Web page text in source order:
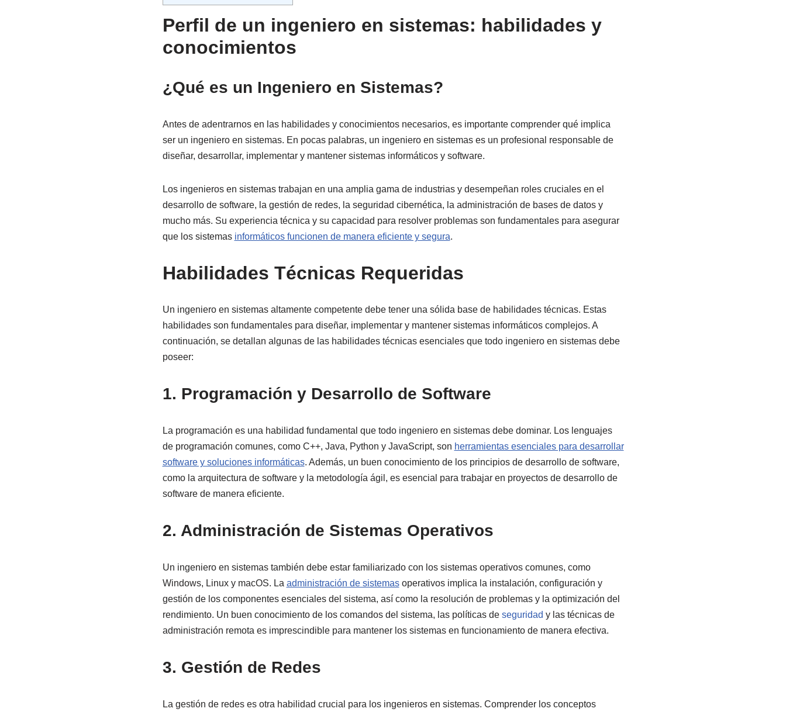
Perfil de un ingeniero en sistemas: habilidades y
conocimientos
¿Qué es un Ingeniero en Sistemas?
Antes de adentrarnos en las habilidades y conocimientos necesarios, es importante comprender qué implica
ser un ingeniero en sistemas. En pocas palabras, un ingeniero en sistemas es un profesional responsable de
diseñar, desarrollar, implementar y mantener sistemas informáticos y software.
Los ingenieros en sistemas trabajan en una amplia gama de industrias y desempeñan roles cruciales en el
desarrollo de software, la gestión de redes, la seguridad cibernética, la administración de bases de datos y
mucho más. Su experiencia técnica y su capacidad para resolver problemas son fundamentales para asegurar
que los sistemas informáticos funcionen de manera eficiente y segura.
Habilidades Técnicas Requeridas
Un ingeniero en sistemas altamente competente debe tener una sólida base de habilidades técnicas. Estas
habilidades son fundamentales para diseñar, implementar y mantener sistemas informáticos complejos. A
continuación, se detallan algunas de las habilidades técnicas esenciales que todo ingeniero en sistemas debe
poseer:
1. Programación y Desarrollo de Software
La programación es una habilidad fundamental que todo ingeniero en sistemas debe dominar. Los lenguajes
de programación comunes, como C++, Java, Python y JavaScript, son herramientas esenciales para desarrollar
software y soluciones informáticas. Además, un buen conocimiento de los principios de desarrollo de software,
como la arquitectura de software y la metodología ágil, es esencial para trabajar en proyectos de desarrollo de
software de manera eficiente.
2. Administración de Sistemas Operativos
Un ingeniero en sistemas también debe estar familiarizado con los sistemas operativos comunes, como
Windows, Linux y macOS. La administración de sistemasoperativos implica la instalación, configuración y
gestión de los componentes esenciales del sistema, así como la resolución de problemas y la optimización del
rendimiento. Un buen conocimiento de los comandos del sistema, las políticas de seguridad y las técnicas de
administración remota es imprescindible para mantener los sistemas en funcionamiento de manera efectiva.
3. Gestión de Redes
La gestión de redes es otra habilidad crucial para los ingenieros en sistemas. Comprender los conceptos